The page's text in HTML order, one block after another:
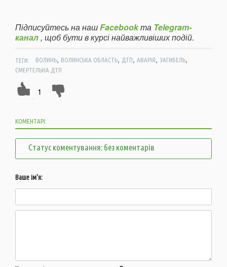
Підписуйтесь на нашFacebookта Telegram-
канал, щоб бути в курсі найважливіших подій.
ТЕГИ: ВОЛИНЬ, ВОЛИНСЬКА ОБЛАСТЬ, ДТП, АВАРІЯ, ЗАГИБЕЛЬ,
СМЕРТЕЛЬНА ДТП
1
КОМЕНТАРІ:
Статус коментування: без коментарів
Ваше ім'я: